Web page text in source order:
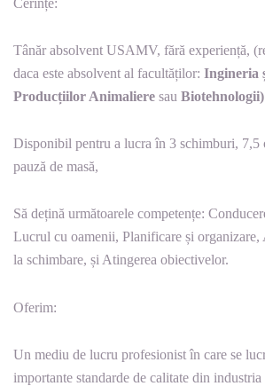
Tânăr absolvent USAMV, fără experiență,
daca este absolvent al facultăților: Ingineria
Producțiilor Animaliere sau Biotehnologii)
Disponibil pentru a lucra în 3 schimburi, 7,5
pauză de masă,
Să dețină următoarele competențe:
Lucrul cu oamenii, Planificare și organizare,
la schimbare, și Atingerea obiectivelor.
Oferim:
Un mediu de lucru profesionist în care se
importante standarde de calitate din